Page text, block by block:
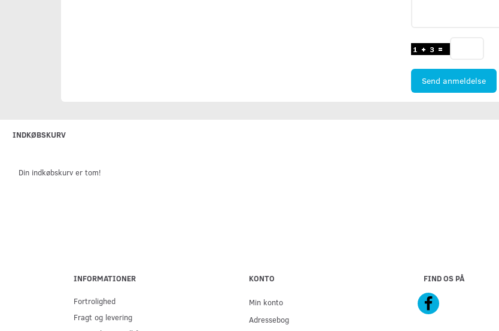
Send anmeldelse
INDKØBSKURV
Din indkøbskurv er tom!
INFORMATIONER
Fortrolighed
Fragt og levering
KONTO
Min konto
Adressebog
FIND OS PÅ